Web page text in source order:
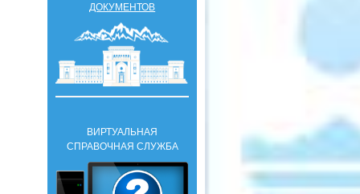
ДОКУМЕНТОВ
ВИРТУАЛЬНАЯ
СПРАВОЧНАЯ СЛУЖБА